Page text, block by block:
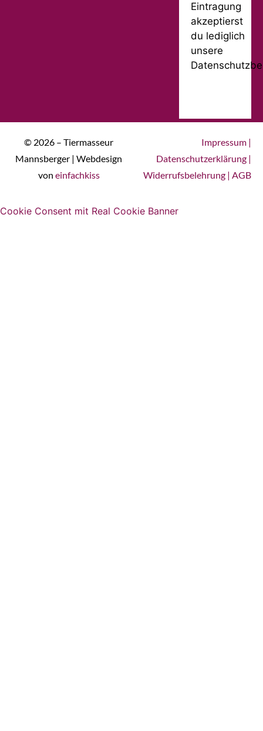
Eintragung
akzeptierst
du lediglich
unsere
© 2026 – Tiermasseur
Mannsberger | Webdesign
von einfachkiss
Impressum |
Datenschutzerklärung |
Widerrufsbelehrung | AGB
Cookie Consent mit Real Cookie Banner